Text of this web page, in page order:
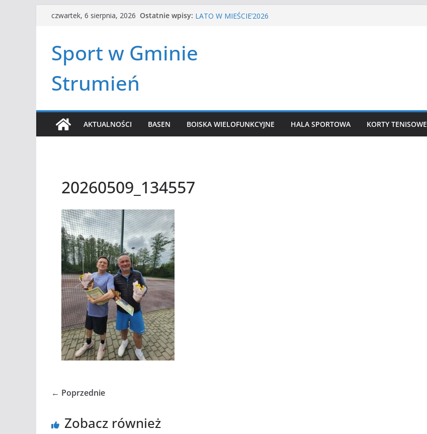
Przejdźczwartek, 6 sierpnia, 2026 Ostatnie wpisy: HALOWA LIGA PIŁKI NOŻNEJ
LATO W MIEŚCIE’2026
Czwórbój lekkoatletyczny
Sport w Gminie
Strumień
AKTUALNOŚCI BASEN BOISKA WIELOFUNKCYJNE HALA SPORTOWA KORTY TENISOWE
20260509_134557
← Poprzednie
Zobacz również